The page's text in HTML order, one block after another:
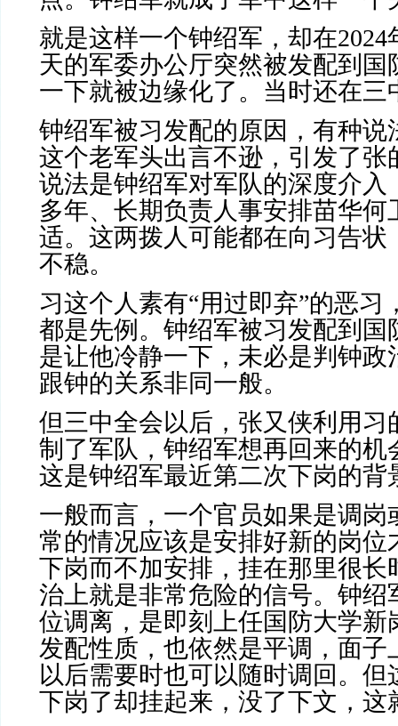
就是这样一个钟绍军，却在2024
天的军委办公厅突然被发配到国
一下就被边缘化了。当时还在三
钟绍军被习发配的原因，有种说
这个老军头出言不逊，引发了张
说法是钟绍军对军队的深度介入
多年、长期负责人事安排苗华何
适。这两拨人可能都在向习告状
不稳。
习这个人素有“用过即弃”的恶习
都是先例。钟绍军被习发配到国
是让他冷静一下，未必是判钟政
跟钟的关系非同一般。
但三中全会以后，张又侠利用习
制了军队，钟绍军想再回来的机
这是钟绍军最近第二次下岗的背
一般而言，一个官员如果是调岗
常的情况应该是安排好新的岗位
下岗而不加安排，挂在那里很长
治上就是非常危险的信号。钟绍
位调离，是即刻上任国防大学新
发配性质，也依然是平调，面子
以后需要时也可以随时调回。但
下岗了却挂起来，没了下文，这